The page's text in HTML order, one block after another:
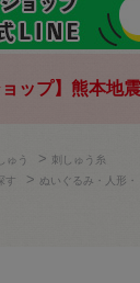
ョップ】熊本地
ゅう > 刺しゅう糸
す > ぬいぐるみ・人形・